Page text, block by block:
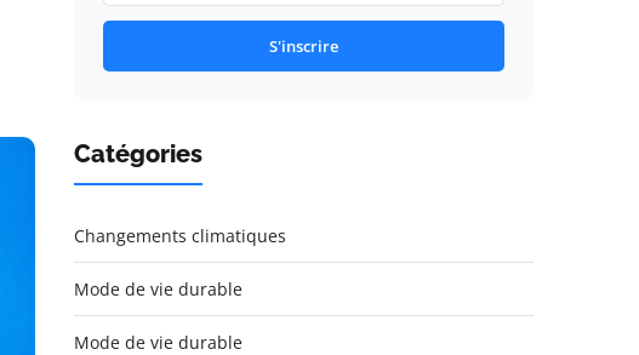
S'inscrire
Catégories
Changements climatiques
Mode de vie durable
Mode de vie durable